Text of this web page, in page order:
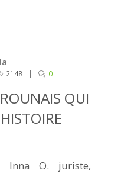
2148 | 0
QUI
Inna O. juriste,